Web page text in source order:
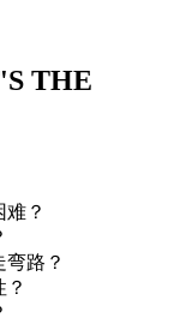
THE
？
路？